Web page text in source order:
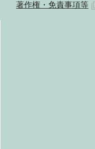
著作権・免責事項等